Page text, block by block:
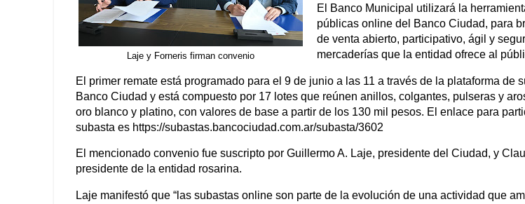
Laje y Forneris firman convenio
El Banco Municipal utilizará la
públicas online del Banco Ciudad, para
de venta abierto, participativo, ágil y
mercaderías que la entidad ofrece al
El primer remate está programado para el 9 de junio a las 11 a través de la plataforma de
Banco Ciudad y está compuesto por 17 lotes que reúnen anillos, colgantes, pulseras y
oro blanco y platino, con valores de base a partir de los 130 mil pesos. El enlace para
subasta es https://subastas.bancociudad.com.ar/subasta/3602
El mencionado convenio fue suscripto por Guillermo A. Laje, presidente del Ciudad, y
presidente de la entidad rosarina.
Laje manifestó que “las subastas online son parte de la evolución de una actividad que